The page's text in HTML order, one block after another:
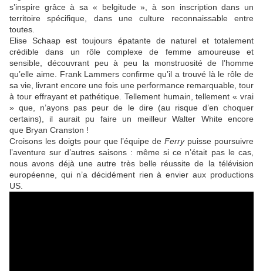
s’inspire grâce à sa « belgitude », à son inscription dans un
territoire spécifique, dans une culture reconnaissable entre
toutes.
Elise Schaapest toujours épatante de naturel et totalement
crédible dans un rôle complexe de femme amoureuse et
sensible, découvrant peu à peu la monstruosité de l’homme
qu’elle aime. Frank Lammers confirme qu’il a trouvé là le rôle de
sa vie, livrant encore une fois une performance remarquable, tour
à tour effrayant et pathétique. Tellement humain, tellement « vrai
» que, n’ayons pas peur de le dire (au risque d’en choquer
certains), il aurait pu faire un meilleur Walter White encore
que Bryan Cranston !
Croisons les doigts pour que l’équipe deFerry puisse poursuivre
l’aventure sur d’autres saisons : même si ce n’était pas le cas,
nous avons déjà une autre très belle réussite de la télévision
européenne, qui n’a décidément rien à envier aux productions
US.